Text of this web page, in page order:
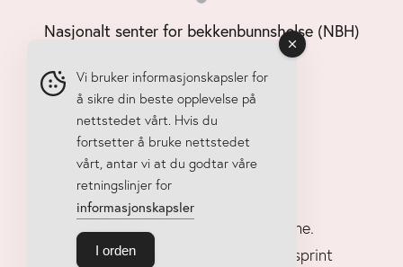
Nasjonalt senter for bekkenbunnshelse (NBH)
© 2025 • Barselambassadørene.
Personvernerklæring
. Drift Xpressprint
Vi bruker informasjonskapsler for
å sikre din beste opplevelse på
nettstedet vårt. Hvis du
fortsetter å bruke nettstedet
vårt, antar vi at du godtar våre
retningslinjer for
informasjonskapsler
I orden